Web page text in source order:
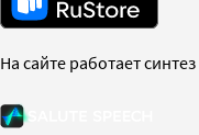
На сайте работает